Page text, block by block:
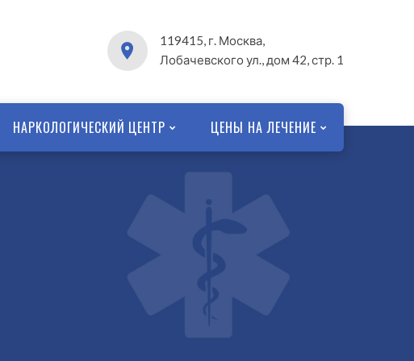
119415, г. Москва,
Лобачевского ул., дом 42, стр. 1
НАРКОЛОГИЧЕСКИЙ ЦЕНТР ЦЕНЫ НА ЛЕЧЕНИЕ